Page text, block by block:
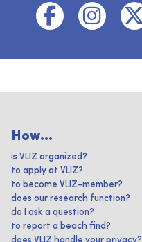
How...
is VLIZ organized?
to apply at VLIZ?
to become VLIZ-member?
does our research function?
do I ask a question?
to report a beach find?